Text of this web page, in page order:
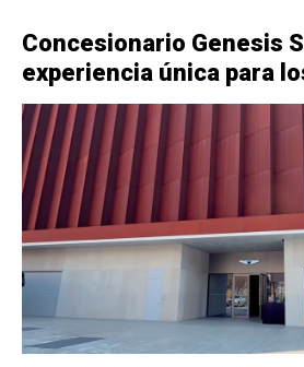
Concesionario Genesis
experiencia única para